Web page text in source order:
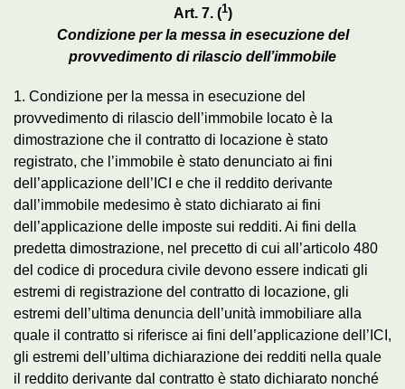
Art. 7. (1)
Condizione per la messa in esecuzione del
provvedimento di rilascio dell’immobile
1. Condizione per la messa in esecuzione del
provvedimento di rilascio dell’immobile locato è la
dimostrazione che il contratto di locazione è stato
registrato, che l’immobile è stato denunciato ai fini
dell’applicazione dell’ICI e che il reddito derivante
dall’immobile medesimo è stato dichiarato ai fini
dell’applicazione delle imposte sui redditi. Ai fini della
predetta dimostrazione, nel precetto di cui all’articolo 480
del codice di procedura civile devono essere indicati gli
estremi di registrazione del contratto di locazione, gli
estremi dell’ultima denuncia dell’unità immobiliare alla
quale il contratto si riferisce ai fini dell’applicazione dell’ICI,
gli estremi dell’ultima dichiarazione dei redditi nella quale
il reddito derivante dal contratto è stato dichiarato nonché